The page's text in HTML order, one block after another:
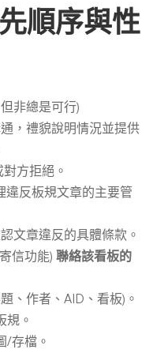
順序與性
非總是可行)
，禮貌說明情況並提供
方拒絕。
違反板規文章的主要管
文章違反的具體條款。
信功能) 聯絡該看板的
、作者、AID、看板)。
規。
/存檔。